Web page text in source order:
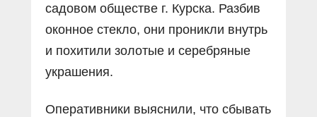
садовом обществе г. Курска. Разбив
оконное стекло, они проникли внутрь
и похитили золотые и серебряные
украшения.
Оперативники выяснили, что сбывать